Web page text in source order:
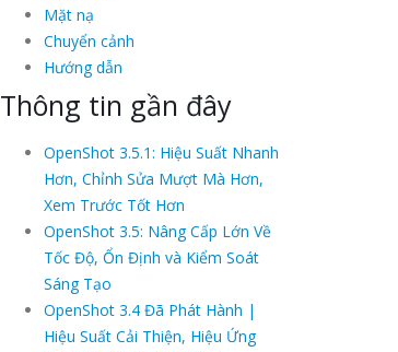
Mặt nạ
Chuyển cảnh
Hướng dẫn
Thông tin gần đây
OpenShot 3.5.1: Hiệu Suất Nhanh
Hơn, Chỉnh Sửa Mượt Mà Hơn,
Xem Trước Tốt Hơn
OpenShot 3.5: Nâng Cấp Lớn Về
Tốc Độ, Ổn Định và Kiểm Soát
Sáng Tạo
OpenShot 3.4 Đã Phát Hành |
Hiệu Suất Cải Thiện, Hiệu Ứng